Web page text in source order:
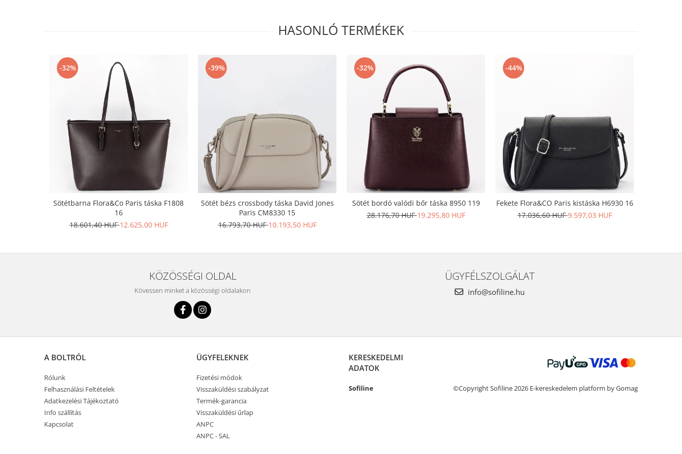
HASONLÓ TERMÉKEK
-32%
Sötétbarna Flora&Co Paris táska F1808
16
18.601,40 HUF12.625,00 HUF
-39%
Sötét bézs crossbody táska David Jones
Paris CM8330 15
16.793,70 HUF10.193,50 HUF
-32%
Sötét bordó valódi bőr táska 8950 119
28.176,70 HUF19.295,80 HUF
-44%
Fekete Flora&CO Paris kistáska H6930 16
17.036,60 HUF9.597,03 HUF
KÖZÖSSÉGI OLDAL
Kövessen minket a közösségi oldalakon
ÜGYFÉLSZOLGÁLAT
info@sofiline.hu
A BOLTRÓL
Rólunk
Felhasználási Feltételek
Adatkezelési Tájékoztató
Info szállítás
Kapcsolat
ÜGYFELEKNEK
Fizetési módok
Visszaküldési szabályzat
Termék-garancia
Visszaküldési űrlap
ANPC
ANPC - SAL
KERESKEDELMI
ADATOK
Sofiline ©Copyright Sofiline 2026 E-kereskedelem platform by Gomag